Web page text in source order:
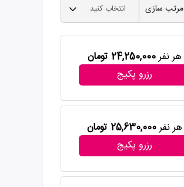
مرتب سازی انتخاب کنید
هر نفر24,250,000 تومان
رزرو پکیج
هر نفر25,630,000 تومان
رزرو پکیج